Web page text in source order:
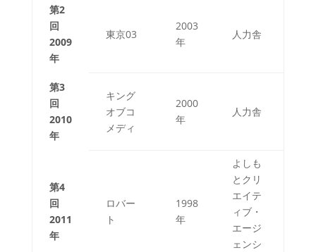
第2
回
2009
年
東京03
2003
年
人力舎
第3
回
2010
年
キング
オブコ
メディ
2000
年
人力舎
第4
回
2011
年
ロバー
ト
1998
年
よしも
とクリ
エイテ
ィブ・
エージ
ェンシ